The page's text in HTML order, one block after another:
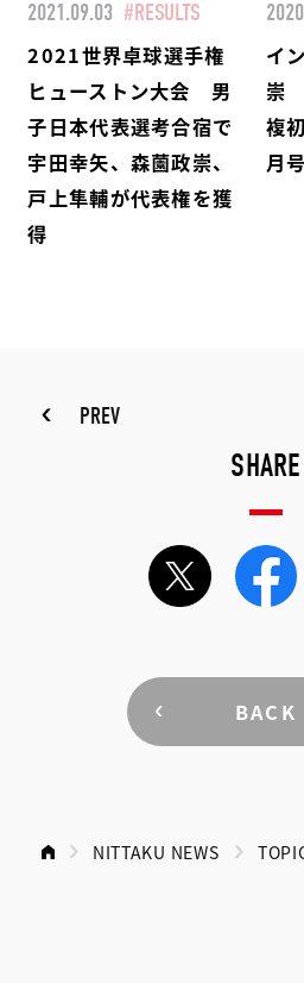
2021.09.03 #RESULTS
2021世界卓球選手権
ヒューストン大会 男
子日本代表選考合宿で
宇田幸矢、森薗政崇、
戸上隼輔が代表権を獲
得
イ
崇
複
月
PREV
SHARE
BACK
NITTAKU NEWS